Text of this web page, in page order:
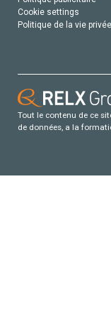
Cookie settings
Politique de la vie privée
Tout le contenu de ce
de données, a la